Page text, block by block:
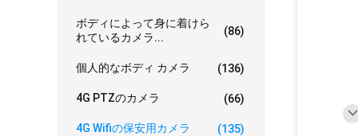
ボディによって身に着けら
れているカメラ...
(86)
個人的なボディ カメラ (136)
4G PTZのカメラ (66)
4G Wifiの保安用カメラ (135)